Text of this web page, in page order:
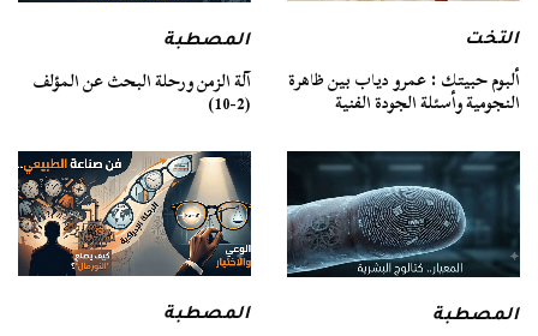
التخت
ألبوم حبيتك : عمرو دياب بين ظاهرة
النجومية وأسئلة الجودة الفنية
المصطبة
آلة الزمن ورحلة البحث عن المؤلف
(2-10)
المصطبة المصطبة